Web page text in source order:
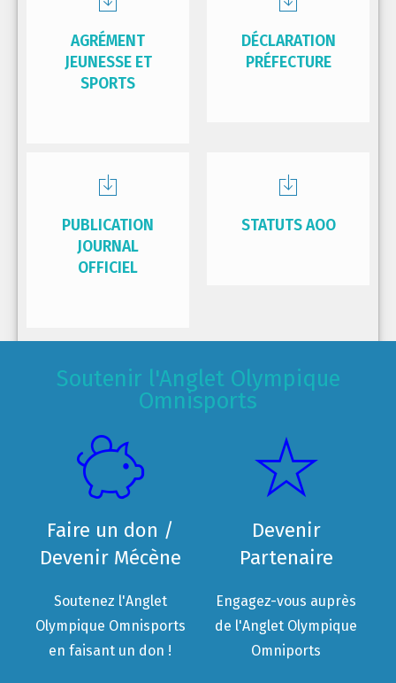
AGRÉMENT
JEUNESSE ET
SPORTS
DÉCLARATION
PRÉFECTURE
PUBLICATION
JOURNAL
OFFICIEL
STATUTS AOO
Soutenir l'Anglet Olympique
Omnisports
Faire un don /
Devenir Mécène
Soutenez l'Anglet
Olympique Omnisports
en faisant un don !
Devenir
Partenaire
Engagez-vous auprès
de l'Anglet Olympique
Omniports